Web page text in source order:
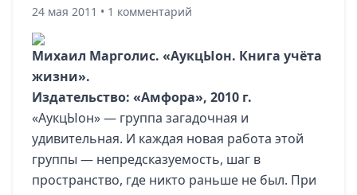
24 мая 2011 • 1 комментарий
Михаил Марголис. «АукцЫон. Книга учёта
жизни».
Издательство: «Амфора», 2010 г.
«АукцЫон» — группа загадочная и
удивительная. И каждая новая работа этой
группы — непредсказуемость, шаг в
пространство, где никто раньше не был. При